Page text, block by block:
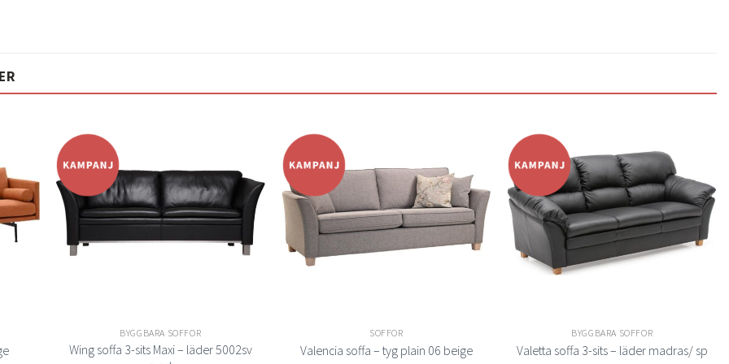
Lägg
till i
Lägg
till i
önskelistan
BYGGBARA SOFFOR
Wing soffa 3-sits Maxi – läder 5002sv
Lägg
till i
önskelistan
SOFFOR
Valencia soffa – tyg plain 06 beige
till i
önskelistan
BYGGBARA SOFFOR
Valetta soffa 3-sits – läder madras/ sp